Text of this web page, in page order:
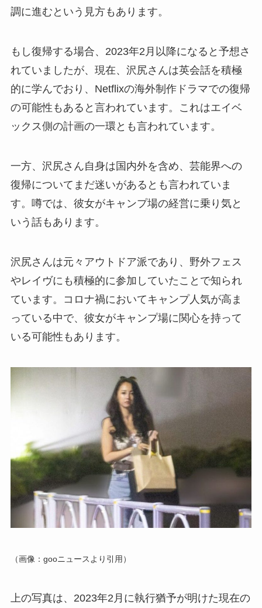
調に進むという見方もあります。
もし復帰する場合、2023年2月以降になると予想さ
れていましたが、現在、沢尻さんは英会話を積極
的に学んでおり、Netflixの海外制作ドラマでの復帰
の可能性もあると言われています。これはエイベ
ックス側の計画の一環とも言われています。
一方、沢尻さん自身は国内外を含め、芸能界への
復帰についてまだ迷いがあるとも言われていま
す。噂では、彼女がキャンプ場の経営に乗り気と
いう話もあります。
沢尻さんは元々アウトドア派であり、野外フェス
やレイヴにも積極的に参加していたことで知られ
ています。コロナ禍においてキャンプ人気が高ま
っている中で、彼女がキャンプ場に関心を持って
いる可能性もあります。
（画像：gooニュースより引用）
上の写真は、2023年2月に執行猶予が明けた現在の